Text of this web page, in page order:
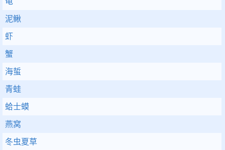
泥鳅
虾
蟹
海蜇
青蛙
蛤士蟆
燕窝
冬虫夏草